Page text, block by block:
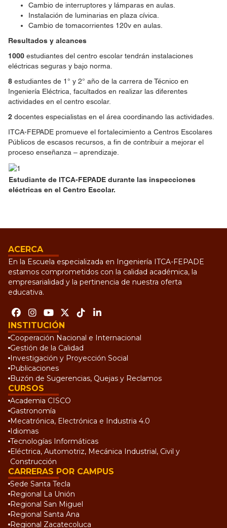
Cambio de interruptores y lámparas en aulas.
Instalación de luminarias en plaza cívica.
Cambio de tomacorrientes 120v en aulas.
Resultados y alcances
1000 estudiantes del centro escolar tendrán instalaciones
eléctricas seguras y bajo norma.
8 estudiantes de 1° y 2° año de la carrera de Técnico en
Ingeniería Eléctrica, facultados en realizar las diferentes
actividades en el centro escolar.
2 docentes especialistas en el área coordinando las actividades.
ITCA-FEPADE promueve el fortalecimiento a Centros Escolares
Públicos de escasos recursos, a fin de contribuir a mejorar el
proceso enseñanza – aprendizaje.
Estudiante de ITCA-FEPADE durante las inspecciones
eléctricas en el Centro Escolar.
ACERCA
En la Escuela especializada en Ingeniería ITCA-FEPADE
estamos comprometidos con la calidad académica, la
empresarialidad y la pertinencia de nuestra oferta
educativa.
INSTITUCIÓN
Cooperación Nacional e Internacional
Gestión de la Calidad
Investigación y Proyección Social
Publicaciones
Buzón de Sugerencias, Quejas y Reclamos
CURSOS
Academia CISCO
Gastronomía
Mecatrónica, Electrónica e Industria 4.0
Idiomas
Tecnologías Informáticas
Eléctrica, Automotriz, Mecánica Industrial, Civil y
Construcción
CARRERAS POR CAMPUS
Sede Santa Tecla
Regional La Unión
Regional San Miguel
Regional Santa Ana
Regional Zacatecoluca